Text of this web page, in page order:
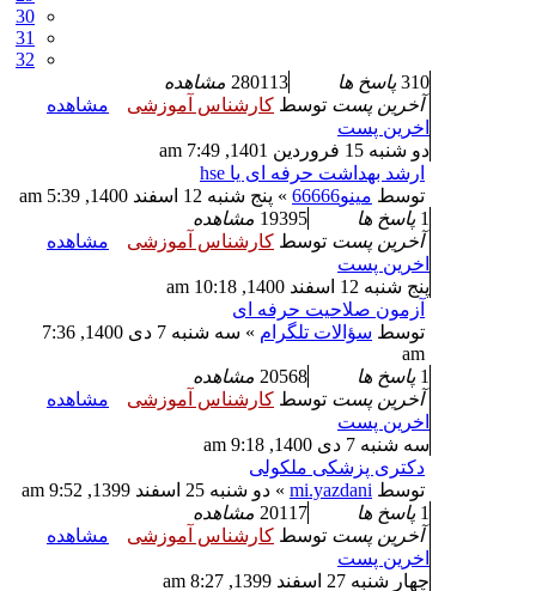
30
31
32
310 پاسخ ها 280113 مشاهده
آخرین پست توسط کارشناس آموزشی
مشاهده
اخرین پست
دو شنبه 15 فروردین 1401, 7:49 am
ارشد بهداشت حرفه ای یا hse
توسط مینو66666
» پنج شنبه 12 اسفند 1400, 5:39 am
1 پاسخ ها 19395 مشاهده
آخرین پست توسط کارشناس آموزشی
مشاهده
اخرین پست
پنج شنبه 12 اسفند 1400, 10:18 am
آزمون صلاحیت حرفه ای
توسط سؤالات تلگرام
» سه شنبه 7 دی 1400, 7:36
am
1 پاسخ ها 20568 مشاهده
آخرین پست توسط کارشناس آموزشی
مشاهده
اخرین پست
سه شنبه 7 دی 1400, 9:18 am
دکتری پزشکی ملکولی
توسط mi.yazdani » دو شنبه 25 اسفند 1399, 9:52 am
1 پاسخ ها 20117 مشاهده
آخرین پست توسط کارشناس آموزشی
مشاهده
اخرین پست
چهار شنبه 27 اسفند 1399, 8:27 am